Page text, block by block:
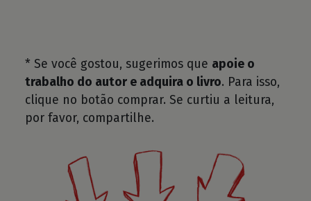
* Se você gostou, sugerimos que apoie o
trabalho do autor e adquira o livro. Para isso,
clique no botão comprar. Se curtiu a leitura,
por favor, compartilhe.